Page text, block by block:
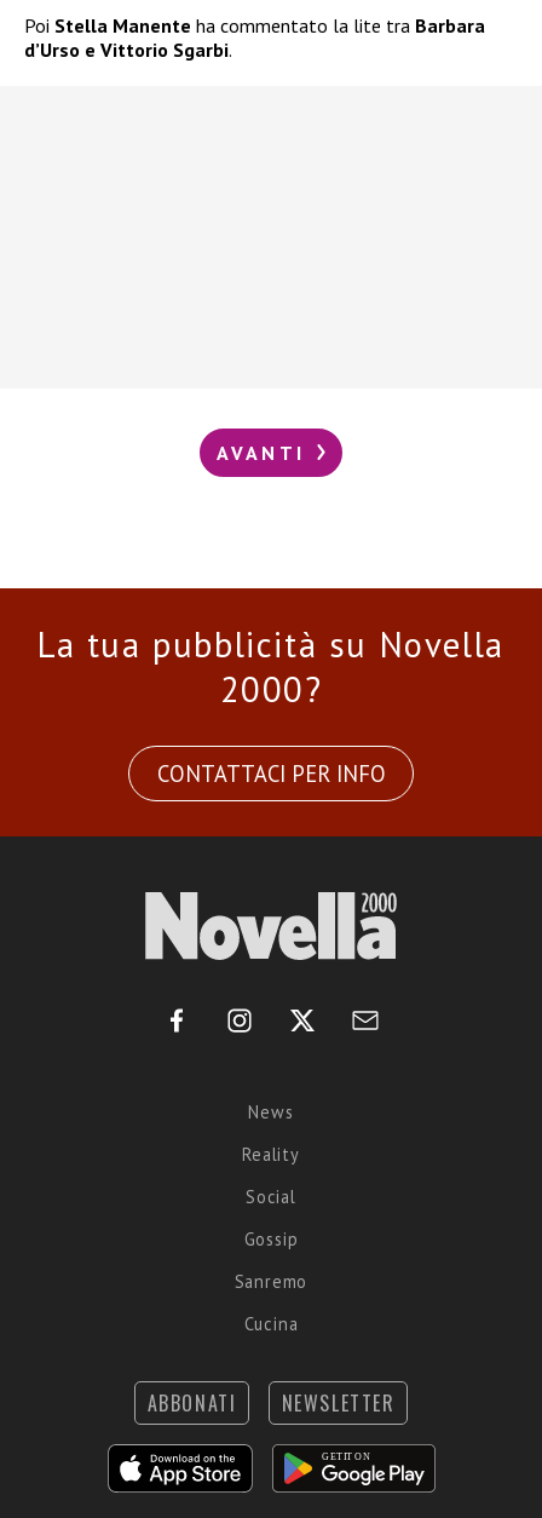
Poi Stella Manente ha commentato la lite tra Barbara
d’Urso e Vittorio Sgarbi.
AVANTI
La tua pubblicità su Novella
2000?
CONTATTACI PER INFO
News
Reality
Social
Gossip
Sanremo
Cucina
ABBONATI NEWSLETTER